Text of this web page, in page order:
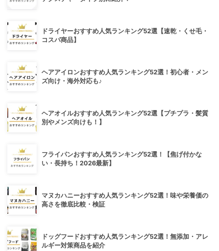
ドライヤーおすすめ人気ランキング52選【速乾・くせ毛・
コスパ商品】
ヘアアイロンおすすめ人気ランキング52選！初心者・メン
ズ向け・海外対応も♪
ヘアオイルおすすめ人気ランキング52選【プチプラ・髪質
別やメンズ向けも！】
フライパンおすすめ人気ランキング52選！【焦げ付かな
い・長持ち！2026最新】
マヌカハニーおすすめ人気ランキング52選！味や栄養価の
高さを徹底比較・検証
ドッグフードおすすめ人気ランキング52選！無添加・アレ
ルギー対策商品を紹介